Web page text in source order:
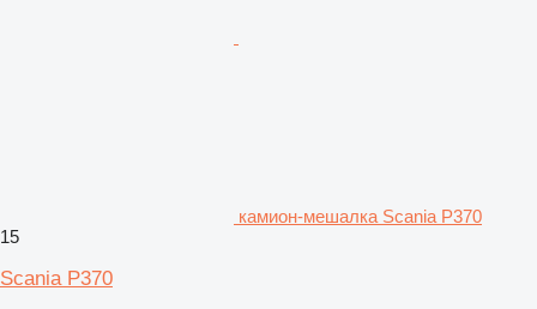
камион-мешалка Scania P370
15
Scania P370